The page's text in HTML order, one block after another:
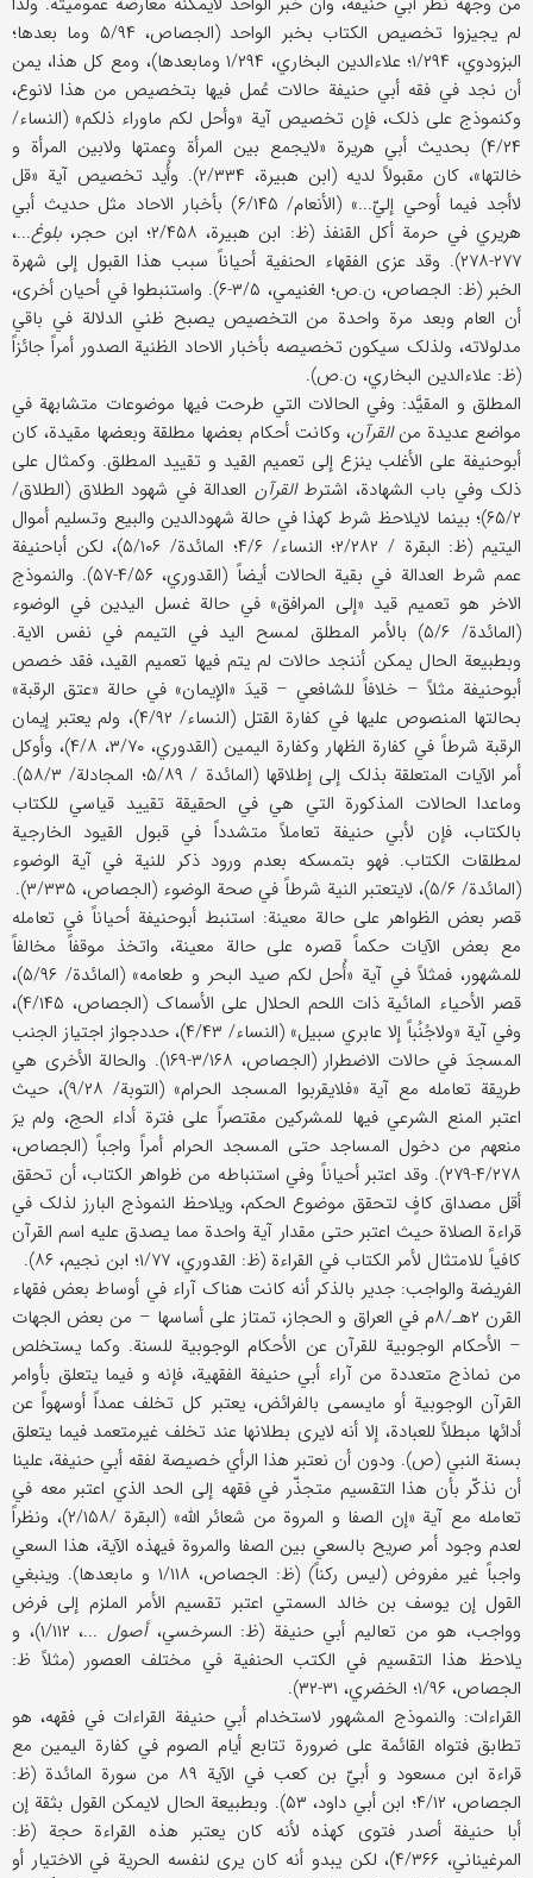
لم یجیزوا تخصیص الکتاب بخبر الواحد (الجصاص، ۵/۹۴ وما بعدها؛
البزودوي، ۱/۲۹۴؛ علاء‌الدین البخاري، ۱/۲۹۴ ومابعدها)، ومع کل هذا، یمن
أن نجد في فقه أبي حنیفة حالات عُمل فیها بتخصیص من هذا لانوع،
وکنموذج علی ذلک، فإن تخصیص آیة «وأحل لکم ماوراء ذلکم» (النساء/
۴/۲۴) بحدیث أبي هریرة «لایجمع بین المرأة وعمتها ولابین المرأة و
خالتها»، کان مقبولاً لدیه (ابن هبیرة، ۲/۳۳۴). وأُید تخصیص آیة «قل
لاأجد فیما أوحي إليّ...» (الأنعام/ ۶/۱۴۵) بأخبار الاحاد مثل حدیث أبي
هریري في حرمة أکل القنفذ (ظ: ابن هبیرة، ۲/۴۵۸؛ ابن حجر،
بلوغ...،
۲۷۷-۲۷۸). وقد عزی الفقهاء الحنفیة أحیاناً سبب هذا القبول إلی شهرة
الخبر (ظ: الجصاص، ن.ص؛ الغنیمي، ۳/۵-۶). واستنبطوا في أحیان أخری،
أن العام وبعد مرة واحدة من التخصیص یصبح ظني الدلالة في باقي
مدلولاته، ولذلک سیکون تخصیصه بأخبار الاحاد الظنیة الصدور أمراً جائزاً
(ظ: علاء‌الدین البخاري، ن.ص).
المطلق و المقیَّد: وفي الحالات التي طرحت فیها موضوعات متشابهة في
مواضع عدیدة منالقرآن، وکانت أحکام بعضها مطلقة وبعضها مقیدة، کان
أبوحنیفة علی الأغلب ینزع إلی تعمیم القید و تقیید المطلق. وکمثال علی
ذلک وفي باب الشهادة، اشترطالقرآن العدالة في شهود الطلاق (الطلاق/
۶۵/۲)؛ بینما لایلاحظ شرط کهذا في حالة شهود‌‌الدین والبیع وتسلیم أموال
الیتیم (ظ: البقرة / ۲/۲۸۲؛ النساء/ ۴/۶؛ المائدة/ ۵/۱۰۶)، لکن أباحنیفة
عمم شرط العدالة في بقیة الحالات أیضاً (القدوري، ۴/۵۶-۵۷). والنموذج
الاخر هو تعمیم قید «إلی المرافق» في حالة غسل الیدین في الوضوء
(المائدة/ ۵/۶) بالأمر المطلق لمسح الید في التیمم في نفس الایة.
وبطبیعة الحال یمکن أننجد حالات لم یتم فیها تعمیم القید، فقد خصص
أبوحنیفة مثلاً – خلافاً للشافعي – قیدَ «الإیمان» في حالة «عتق الرقبة»
بحالتها المنصوص علیها في کفارة القتل (النساء/ ۴/۹۲)، ولم یعتبر إیمان
الرقبة شرطاً في کفارة الظهار وکفارة الیمین (القدوري، ۳/۷۰، ۴/۸)، وأوکل
أمر الآیات المتعلقة بذلک إلی إطلاقها (المائدة / ۵/۸۹؛ المجادلة/ ۵۸/۳).
وماعدا الحالات المذکورة التي هي في الحقیقة تقیید قیاسي للکتاب
بالکتاب، فإن لأبي حنیفة تعاملاً متشدداً في قبول القیود الخارجیة
لمطلقات الکتاب. فهو بتمسکه بعدم ورود ذکر للنیة في آیة الوضوء
(المائدة/ ۵/۶)، لایتعتبر النیة شرطاً في صحة الوضوء (الجصاص، ۳/۳۳۵).
قصر بعض الظواهر علی حالة معینة: استنبط أبوحنیفة أحیاناً في تعامله
مع بعض الآیات حکماً قصره علی حالة معینة، واتخذ موقفاً مخالفاً
للمشهور، فمثلاً في آیة «أُحل لکم صید البحر و طعامه» (المائدة/ ۵/۹۶)،
قصر الأحیاء المائیة ذات اللحم الحلال علی الأسماک (الجصاص، ۴/۱۴۵)،
وفي آیة «ولاجُنُباً إلا عابري سبیل» (النساء/ ۴/۴۳)، حددجواز اجتیاز الجنب
المسجدَ في حالات الاضطرار (الجصاص، ۳/۱۶۸-۱۶۹). والحالة الأخری هي
طریقة تعامله مع آیة «فلایقربوا المسجد الحرام» (التوبة/ ۹/۲۸)، حیث
اعتبر المنع الشرعي فیها للمشرکین مقتصراً علی فترة أداء الحج، ولم یرَ
منعهم من دخول المساجد حتی المسجد الحرام أمراً واجباً (الجصاص،
۴/۲۷۸-۲۷۹). وقد اعتبر أحیاناً وفي استنباطه من ظواهر الکتاب، أن تحقق
أقل مصداق کافٍ لتحقق موضوع الحکم، ویلاحظ النموذج البارز لذلک في
قراءة الصلاة حیث اعتبر حتی مقدار آیة واحدة مما یصدق علیه اسم القرآن
کافیاً للامتثال لأمر الکتاب في القراءة (ظ: القدوري، ۱/۷۷؛ ابن نجیم، ۸۶).
الفریضة والواجب: جدیر بالذکر أنه کانت هناک آراء في أوساط بعض فقهاء
القرن ۲هـ/۸م في العراق و الحجاز، تمتاز علی أساسها – من بعض الجهات
– الأحکام الوجوبیة للقرآن عن الأحکام الوجوبیة للسنة. وکما یستخلص
من نماذج متعددة من آراء أبي حنیفة الفقهیة، فإنه و فیما یتعلق بأوامر
القرآن الوجوبیة أو مایسمی بالفرائض، یعتبر کل تخلف عمداً أوسهواً عن
أدائها مبطلاً للعبادة، إلا أنه لایری بطلانها عند تخلف غیرمتعمد فیما یتعلق
بسنة النبي (ص). ودون أن نعتبر هذا الرأي خصیصة لفقه أبي حنیفة، علینا
أن نذکّر بأن هذا التقسیم متجذّر في فقهه إلی الحد الذي اعتبر معه في
تعامله مع آیة «إن الصفا و المروة من شعائر الله» (البقرة /۲/۱۵۸)، ونظراً
لعدم وجود أمر صریح بالسعي بین الصفا والمروة فيهذه الآیة، هذا السعي
واجباً غیر مفروض (لیس رکناً) (ظ: الجصاص، ۱/۱۱۸ و مابعدها). وینبغي
القول إن یوسف بن خالد السمتي اعتبر تقسیم الأمر الملزم إلی فرض
وواجب، هو من تعالیم أبي حنیفة (ظ: السرخسي،أصول
...، ۱/۱۱۲)، و
یلاحظ هذا التقسیم في الکتب الحنفیة في مختلف العصور (مثلاً ظ:
الجصاص، ۱/۹۶؛ الخضري، ۳۱-۳۲).
القراءات: والنموذج المشهور لاستخدام أبي حنیفة القراءات في فقهه، هو
تطابق فتواه القائمة علی ضرورة تتابع أیام الصوم في کفارة الیمین مع
قراءة ابن مسعود و أبيّ بن کعب في الآیة ۸۹ من سورة المائدة (ظ:
الجصاص، ۴/۱۲؛ ابن أبي داود، ۵۳). وبطبیعة الحال لایمکن القول بثقة إن
أبا حنیفة أصدر فتوی کهذه لأنه کان یعتبر هذه القراءة حجة (ظ:
المرغیناني، ۴/۳۶۶)، لکن یبدو أنه کان یری لنفسه الحریة في الاختیار أو